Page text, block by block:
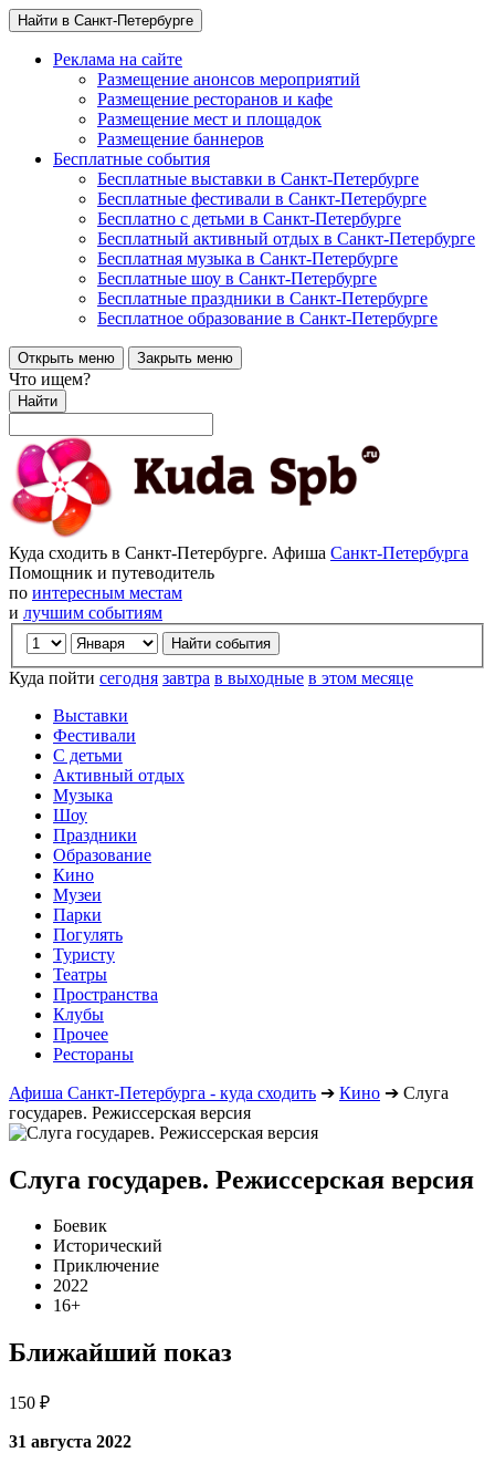
Найти в Санкт-Петербурге
Реклама на сайте
Размещение анонсов мероприятий
Размещение ресторанов и кафе
Размещение мест и площадок
Размещение баннеров
Бесплатные события
Бесплатные выставки в Санкт-Петербурге
Бесплатные фестивали в Санкт-Петербурге
Бесплатно с детьми в Санкт-Петербурге
Бесплатный активный отдых в Санкт-Петербурге
Бесплатная музыка в Санкт-Петербурге
Бесплатные шоу в Санкт-Петербурге
Бесплатные праздники в Санкт-Петербурге
Бесплатное образование в Санкт-Петербурге
Открыть меню Закрыть меню
Что ищем?
Найти
Куда сходить в Санкт-Петербурге. Афиша Санкт-Петербурга
Помощник и путеводитель
по интересным местам
и лучшим событиям
Куда пойти сегодня завтра в выходные в этом месяце
Выставки
Фестивали
С детьми
Активный отдых
Музыка
Шоу
Праздники
Образование
Кино
Музеи
Парки
Погулять
Туристу
Театры
Пространства
Клубы
Прочее
Рестораны
Афиша Санкт-Петербурга - куда сходить ➔ Кино ➔ Слуга
государев. Режиссерская версия
Слуга государев. Режиссерская версия
Боевик
Исторический
Приключение
2022
16+
Ближайший показ
150 ₽
31 августа 2022